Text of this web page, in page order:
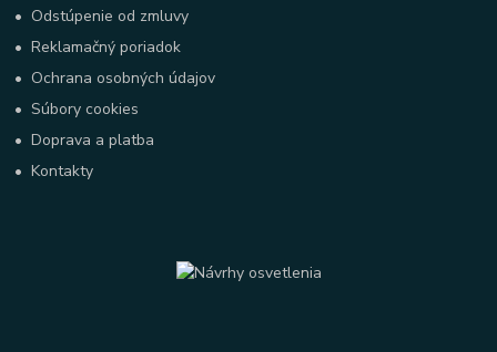
• Odstúpenie od zmluvy
•Reklamačný poriadok
• Ochrana osobných údajov
•Súbory cookies
•Doprava a platba
•Kontakty